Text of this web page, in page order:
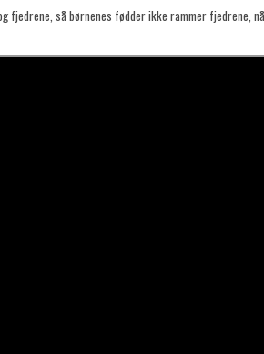
så børnenes fødder ikke rammer fjedrene,